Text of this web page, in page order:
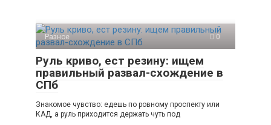
Разное 0
Руль криво, ест резину: ищем
правильный развал-схождение в
СПб
Знакомое чувство: едешь по ровному проспекту или
КАД, а руль приходится держать чуть под